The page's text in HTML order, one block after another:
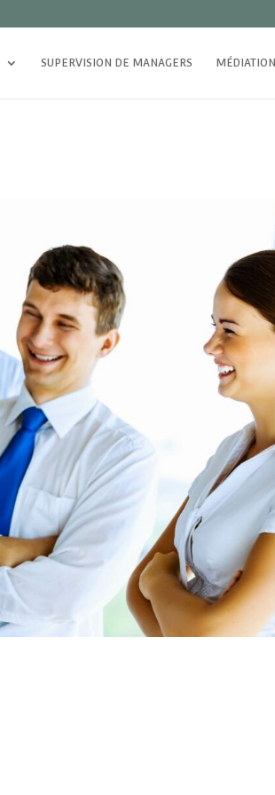
SUPERVISION DE MANAGERS MÉDIATION